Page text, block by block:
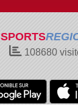
SPORTS
108680